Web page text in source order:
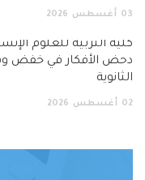
03 أغسطس 2026
كلية التربية للعلوم
دحض الأفكار في خفض
الثانوية
02 أغسطس 2026